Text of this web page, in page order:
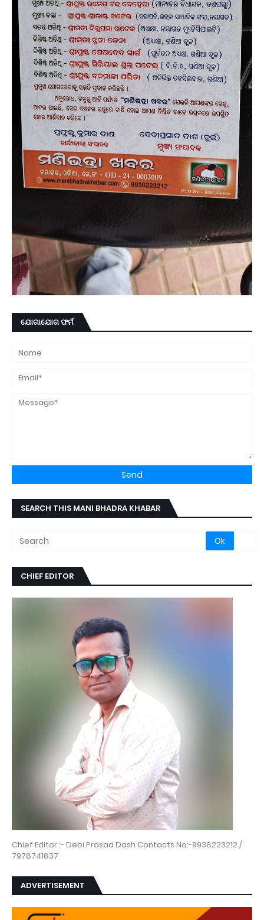
ଯୋଗାଯୋଗ ଫର୍ମ
SEARCH THIS MANI BHADRA KHABAR
CHIEF EDITOR
Chief Editor :- Debi Prasad Dash Contacts No:-9938223212 /
7978741837
ADVERTISEMENT